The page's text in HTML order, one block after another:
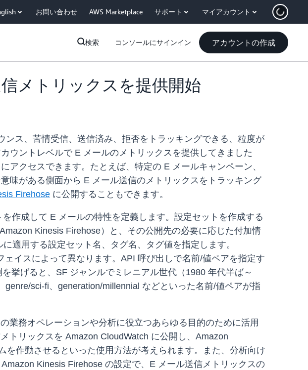
お問い合わせ AWS Marketplace サポート マイアカウント
検索 コンソールにサインイン アカウントの作成
メトリックスを提供開始
ス、苦情受信、送信済み、拒否をトラッキングできる、粒度が
ウントレベルで E メールのメトリックスを提供してきました
クセスできます。たとえば、特定の E メールキャンペーン、
味がある側面から E メール送信のメトリックスをトラッキング
Firehose に公開することもできます。
作成して E メールの特性を定義します。設定セットを作成する
Kinesis Firehose）と、その公開先の必要に応じた付加情
適用する設定セット名、タグ名、タグ値を指定します。
イスによって異なります。API 呼び出しで名前/値ペアを指定す
挙げると、SF ジャンルでミレニアル世代（1980 年代半ば～
sci-fi、generation/millennial などといった名前/値ペアが指
業務オペレーションや分析に役立つあらゆる目的のために活用
トリックスを Amazon CloudWatch に公開し、Amazon
作動させるといった使用方法が考えられます。また、分析向け
Kinesis Firehose の設定で、E メール送信メトリックスの